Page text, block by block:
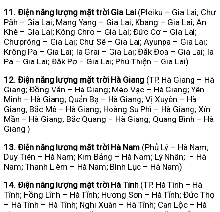
11. Điện năng lượng mặt trời Gia Lai (Pleiku – Gia Lai; Chư
Păh – Gia Lai; Mang Yang – Gia Lai; Kbang – Gia Lai; An
Khê – Gia Lai; Kông Chro – Gia Lai; Đức Cơ – Gia Lai;
Chưprông – Gia Lai; Chư Sê – Gia Lai; Ayunpa – Gia Lai;
Krông Pa – Gia Lai; Ia Grai – Gia Lai; Đăk Đoa – Gia Lai; Ia
Pa – Gia Lai; Đăk Pơ – Gia Lai; Phú Thiện – Gia Lai)
12. Điện năng lượng mặt trời Hà Giang (TP. Hà Giang – Hà
Giang; Đồng Văn – Hà Giang; Mèo Vạc – Hà Giang; Yên
Minh – Hà Giang; Quản Bạ – Hà Giang; Vị Xuyên – Hà
Giang; Bắc Mê – Hà Giang; Hoàng Su Phì – Hà Giang; Xín
Mần – Hà Giang; Bắc Quang – Hà Giang; Quang Bình – Hà
Giang )
13. Điện năng lượng mặt trời Hà Nam (Phủ Lý – Hà Nam;
Duy Tiên – Hà Nam; Kim Bảng – Hà Nam; Lý Nhân; – Hà
Nam; Thanh Liêm – Hà Nam; Bình Lục – Hà Nam)
14. Điện năng lượng mặt trời Hà Tĩnh (TP. Hà Tĩnh – Hà
Tĩnh; Hồng Lĩnh – Hà Tĩnh; Hương Sơn – Hà Tĩnh; Đức Thọ
– Hà Tĩnh – Hà Tĩnh; Nghi Xuân – Hà Tĩnh; Can Lộc – Hà